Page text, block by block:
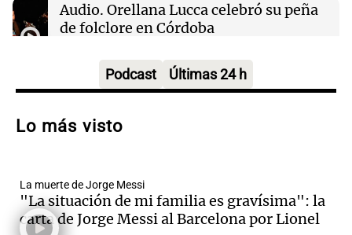
Audio. Orellana Lucca celebró su peña
de folclore en Córdoba
Episodios
Audio.Trágico accidente en Mendoza:
vehículos desde un puente
Audio.Tragedia en Mendoza: un muerto
y cinco heridos tras caer dos autos desde
un puente
Podcast Últimas 24 h
Lo más visto
La muerte de Jorge Messi
"La situación de mi familia es gravísima": la
carta de Jorge Messi al Barcelona por Lionel